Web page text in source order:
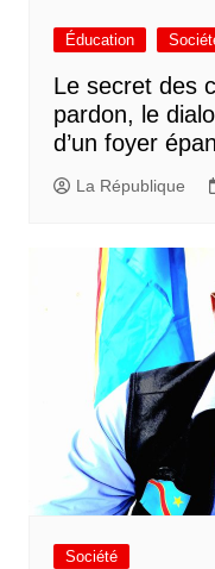
Éducation
Le secret des
pardon, le
d’un foyer
La République
Société